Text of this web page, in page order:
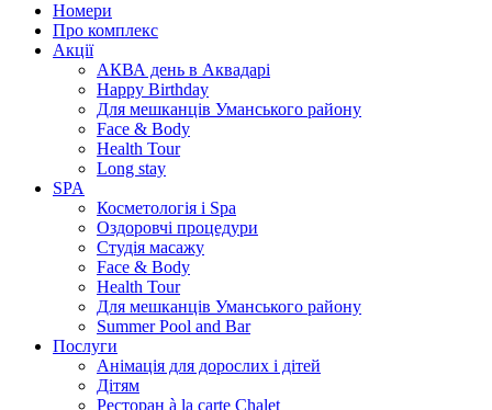
Номери
Про комплекс
Акції
АКВА день в Аквадарі
Happy Birthday
Для мешканців Уманського району
Face & Body
Health Tour
Long stay
SPA
Косметологія і Spa
Оздоровчі процедури
Студія масажу
Face & Body
Health Tour
Для мешканців Уманського району
Summer Pool and Bar
Послуги
Анімація для дорослих і дітей
Дітям
Ресторан à la carte Chalet